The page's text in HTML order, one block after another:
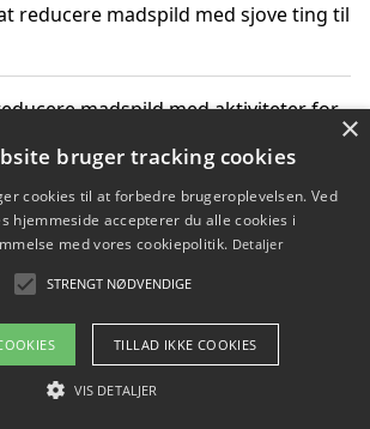
reducere madspild med sjove ting til
madspild med aktiviteter for
måltidskasser i Vejle
kontakt
Blog Betingelser
×
bruger tracking cookies
cookies til at forbedre brugeroplevelsen. Ved
hjemmeside accepterer du alle cookies i
med vores cookiepolitik. Detaljer
STRENGT NØDVENDIGE
TILLAD IKKE COOKIES
VIS DETALJER